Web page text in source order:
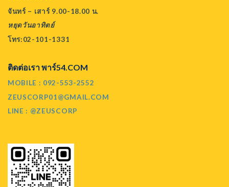
จันทร์ – เสาร์ 9.00-18.00 น.
หยุดวันอาทิตย์
โทร:02-101-1331
ติดต่อเรา พาร์54.COM
MOBILE : 092-553-2552
ZEUSCORP01@GMAIL.COM
LINE : @ZEUSCORP